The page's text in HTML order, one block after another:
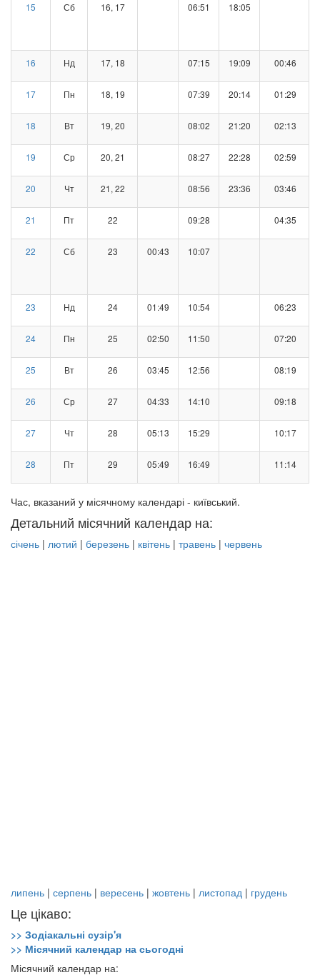
15 Сб 16, 17 06:51 18:05
16 Нд 17, 18 07:15 19:09 00:46
17 Пн 18, 19 07:39 20:14 01:29
18 Вт 19, 20 08:02 21:20 02:13
19 Ср 20, 21 08:27 22:28 02:59
20 Чт 21, 22 08:56 23:36 03:46
21 Пт 22 09:28 04:35
22 Сб 23 00:43 10:07
23 Нд 24 01:49 10:54 06:23
24 Пн 25 02:50 11:50 07:20
25 Вт 26 03:45 12:56 08:19
26 Ср 27 04:33 14:10 09:18
27 Чт 28 05:13 15:29 10:17
28 Пт 29 05:49 16:49 11:14
Час, вказаний у місячному календарі - київський.
Детальний місячний календар на:
січень | лютий | березень | квітень | травень | червень
липень | серпень | вересень | жовтень | листопад | грудень
Це цікаво:
>> Зодіакальні сузір'я
>> Місячний календар на сьогодні
Місячний календар на: